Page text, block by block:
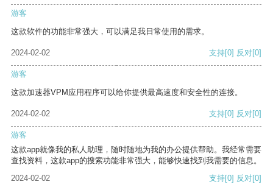
游客
这款软件的功能非常强大，可以满足我日常使用的需求。
2024-02-02 支持[0] 反对[0]
游客
这款加速器VPM应用程序可以给你提供最高速度和安全性的连接。
2024-02-02 支持[0] 反对[0]
游客
这款app就像我的私人助理，随时随地为我的办公提供帮助。我经常需要
查找资料，这款app的搜索功能非常强大，能够快速找到我需要的信息。
2024-02-02
支持[0] 反对[0]